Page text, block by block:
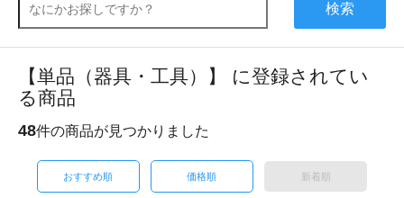
検索
【単品（器具・工具）】 に登録されてい
る商品
48件の商品が見つかりました
おすすめ順 価格順 新着順